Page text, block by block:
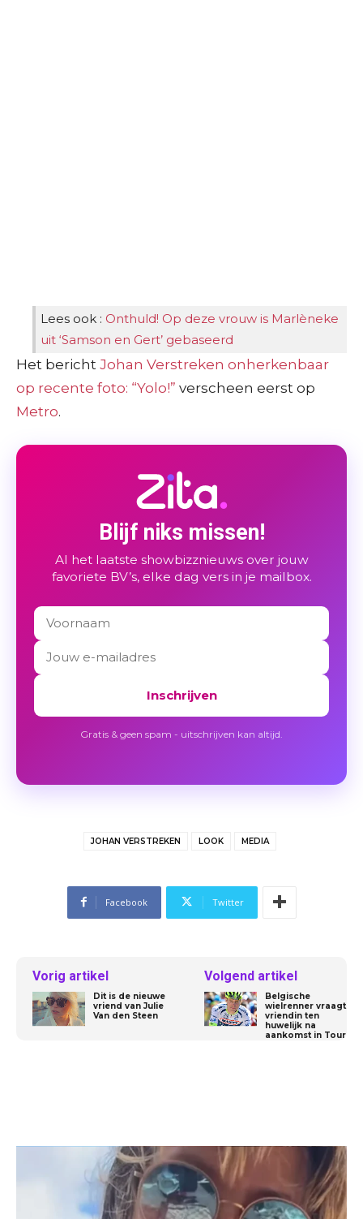
Lees ook : Onthuld! Op deze vrouw is Marlèneke
uit ‘Samson en Gert’ gebaseerd
Het bericht Johan Verstreken onherkenbaar
op recente foto: “Yolo!” verscheen eerst op
Metro.
Blijf niks missen!
Al het laatste showbizznieuws over jouw
favoriete BV’s, elke dag vers in je mailbox.
Inschrijven
Gratis & geen spam - uitschrijven kan altijd.
JOHAN VERSTREKEN LOOK MEDIA
Facebook Twitter
Vorig artikel
Dit is de nieuwe
vriend van Julie
Van den Steen
Volgend artikel
Belgische
wielrenner vraagt
vriendin ten
huwelijk na
aankomst in Tour